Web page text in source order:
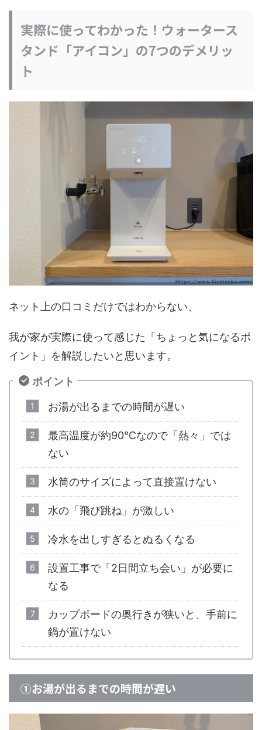
実際に使ってわかった！ウォータース
タンド「アイコン」の7つのデメリッ
ト
ネット上の口コミだけではわからない、
我が家が実際に使って感じた「ちょっと気になるポ
イント」を解説したいと思います。
ポイント
お湯が出るまでの時間が遅い
最高温度が約90℃なので「熱々」では
ない
水筒のサイズによって直接置けない
水の「飛び跳ね」が激しい
冷水を出しすぎるとぬるくなる
設置工事で「2日間立ち会い」が必要に
なる
カップボードの奥行きが狭いと、手前に
鍋が置けない
①お湯が出るまでの時間が遅い